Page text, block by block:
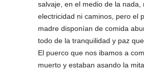
salvaje, en el medio de la nada,
electricidad ni caminos, pero el
madre disponían de comida
todo de la tranquilidad y paz
El puerco que nos ibamos a
muerto y estaban asando la